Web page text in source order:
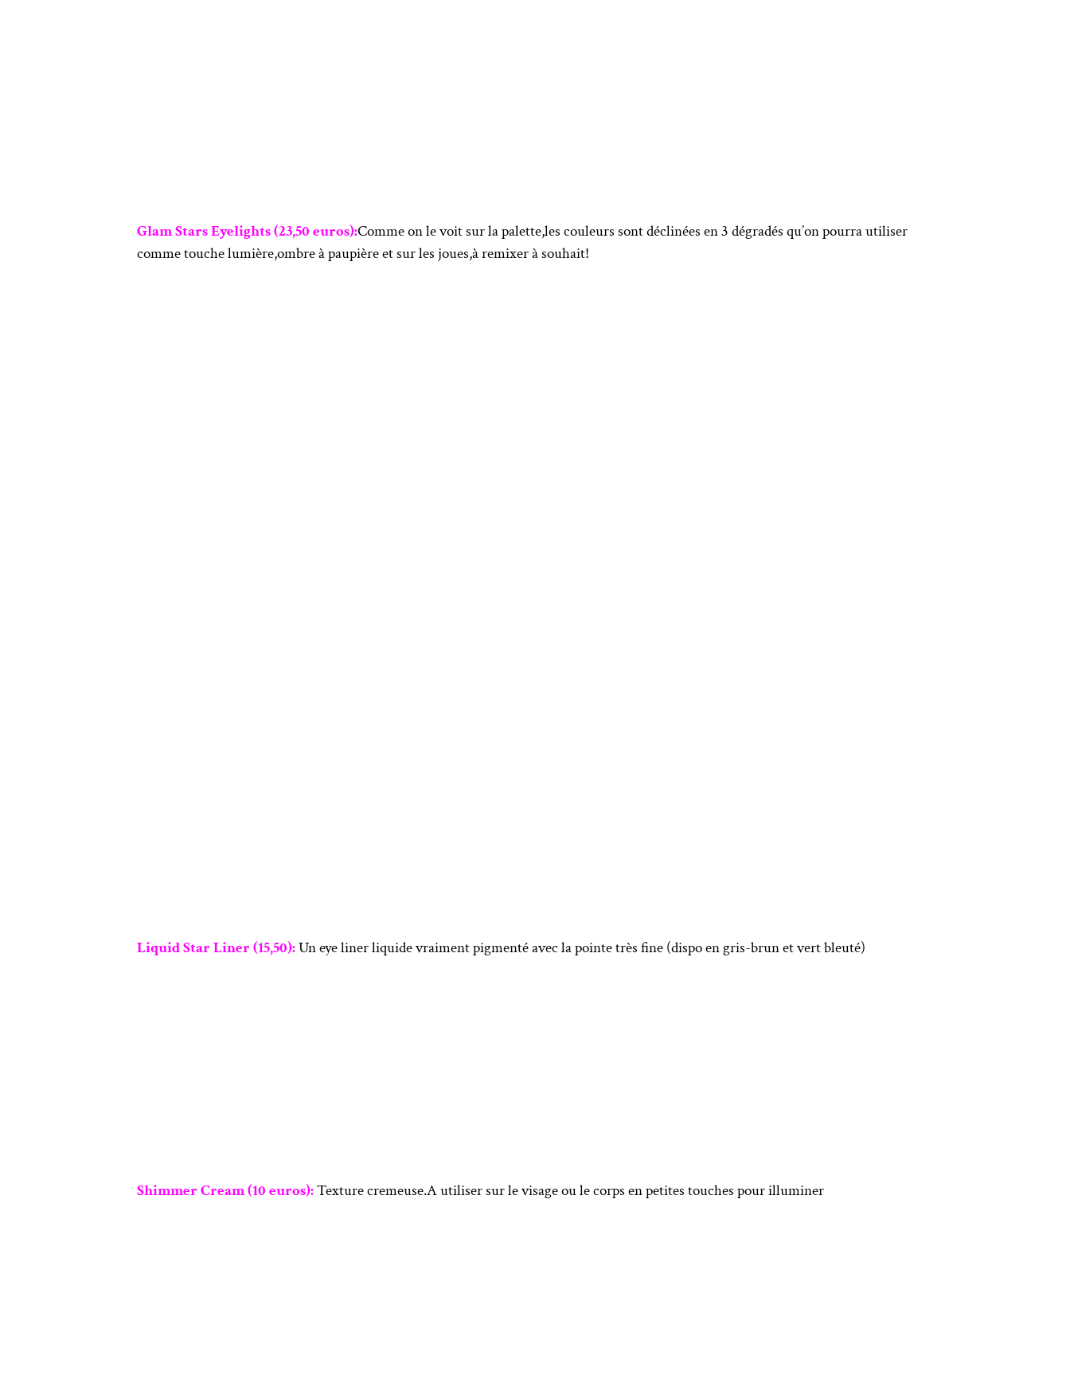
Glam Stars Eyelights (23,50 euros):Comme on le voit sur la palette,les couleurs sont déclinées en 3 dégradés qu’on pourra utiliser
comme touche lumière,ombre à paupière et sur les joues,à remixer à souhait!
LiquidStar Liner (15,50):Un eye liner liquide vraiment pigmenté avec la pointe très fine (dispo en gris-brun et vert bleuté)
Shimmer Cream (10 euros):Texture cremeuse.A utiliser sur le visage ou le corps en petites touches pour illuminer